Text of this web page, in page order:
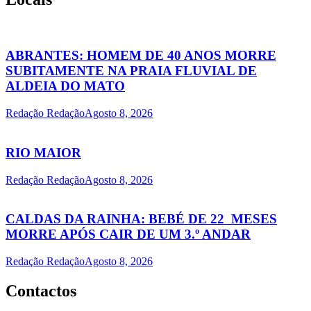
ABRANTES: HOMEM DE 40 ANOS MORRE
SUBITAMENTE NA PRAIA FLUVIAL DE
ALDEIA DO MATO
Redação RedaçãoAgosto 8, 2026
RIO MAIOR
Redação RedaçãoAgosto 8, 2026
CALDAS DA RAINHA: BEBÉ DE 22 MESES
MORRE APÓS CAIR DE UM 3.º ANDAR
Redação RedaçãoAgosto 8, 2026
Contactos